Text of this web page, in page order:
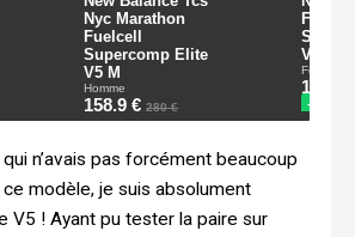
qui n’avais pas forcément beaucoup
modèle, je suis absolument
V5 ! Ayant pu tester la paire sur